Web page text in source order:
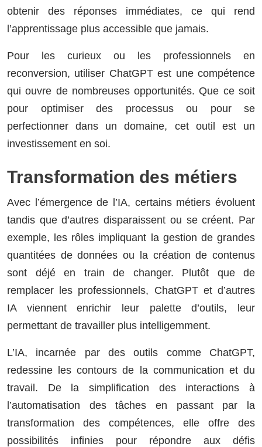
obtenir des réponses immédiates, ce qui rend
l’apprentissage plus accessible que jamais.
Pour les curieux ou les professionnels en
reconversion, utiliser ChatGPT est une compétence
qui ouvre de nombreuses opportunités. Que ce soit
pour optimiser des processus ou pour se
perfectionner dans un domaine, cet outil est un
investissement en soi.
Transformation des métiers
Avec l’émergence de l’IA, certains métiers évoluent
tandis que d’autres disparaissent ou se créent. Par
exemple, les rôles impliquant la gestion de grandes
quantitées de données ou la création de contenus
sont déjé en train de changer. Plutôt que de
remplacer les professionnels, ChatGPT et d’autres
IA viennent enrichir leur palette d’outils, leur
permettant de travailler plus intelligemment.
L’IA, incarnée par des outils comme ChatGPT,
redessine les contours de la communication et du
travail. De la simplification des interactions à
l’automatisation des tâches en passant par la
transformation des compétences, elle offre des
possibilités infinies pour répondre aux défis